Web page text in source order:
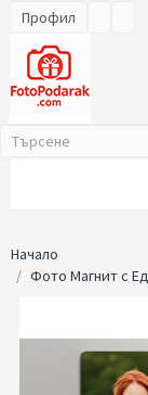
Профил
Начало
Фото Магнит с